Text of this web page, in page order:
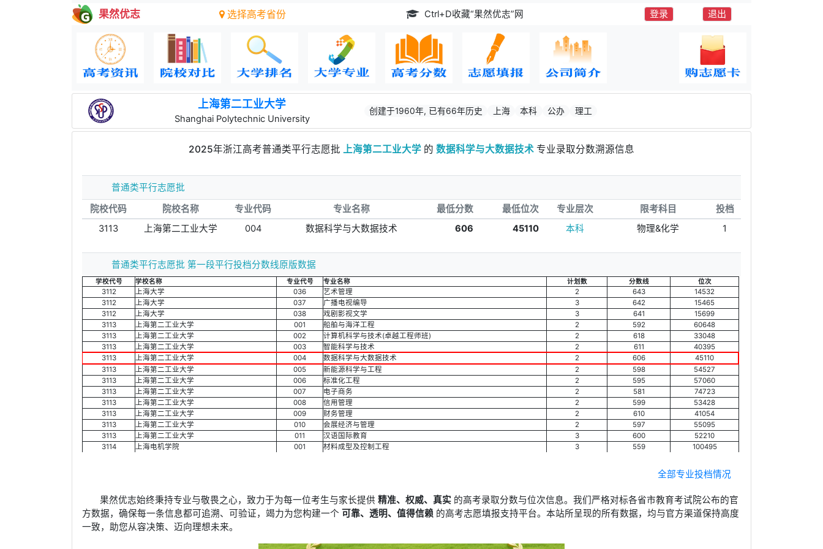
果然优志 选择高考省份 Ctrl+D收藏“果然优志”网 登录 退出
上海第二工业大学
Shanghai Polytechnic University
创建于1960年, 已有66年历史 上海 本科 公办 理工
2025年浙江高考普通类平行志愿批 上海第二工业大学 的 数据科学与大数据技术 专业录取分数溯源信息
普通类平行志愿批
院校代码
院校名称 专业代码 专业名称 最低分数 最低位次 专业层次 限考科目
投档
3113
上海第二工业大学 004 数据科学与大数据技术 606 45110 本科 物理&化学 1
普通类平行志愿批 第一段平行投档分数线原版数据
学校代号 学校名称 专业代号 专业名称 计划数 分数线 位次
3112 上海大学 036 艺术管理 2 643
14532
3112
上海大学 037 广播电视编导 3 642
15465
3112
上海大学 038 戏剧影视文学 3 641
15699
3113
上海第二工业大学 001 船舶与海洋工程 2 592
60648
3113
上海第二工业大学 002 计算机科学与技术(卓越工程师班) 2 618
33048
3113
上海第二工业大学 003 智能科学与技术 2 611
40395
3113
上海第二工业大学 004 数据科学与大数据技术 2 606
45110
3113
上海第二工业大学 005 新能源科学与工程 2 598
54527
3113
上海第二工业大学 006 标准化工程 2 595
57060
3113
上海第二工业大学 007 电子商务 2 581
74723
3113
上海第二工业大学 008 信用管理 2 599
53428
3113
上海第二工业大学 009 财务管理 2 610
41054
3113
上海第二工业大学 010 会展经济与管理 2 597
55095
3113
上海第二工业大学 011 汉语国际教育 3 600
52210
3114
上海电机学院 001 材料成型及控制工程 3 559 100495
全部专业投档情况
果然优志始终秉持专业与敬畏之心，致力于为每一位考生与家长提供精准、权威、真实 的高考录取分数与位次信息。我们严格对标各省市教育考试院公布的官
方数据，确保每一条信息都可追溯、可验证，竭力为您构建一个 可靠、透明、值得信赖 的高考志愿填报支持平台。本站所呈现的所有数据，均与官方渠道保持高度
一致，助您从容决策、迈向理想未来。